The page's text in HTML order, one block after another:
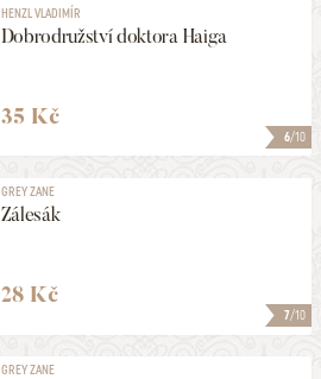
6/10
HENZL VLADIMÍR
Dobrodružství doktora Haiga
35 Kč
7/10
GREY ZANE
Zálesák
28 Kč
GREY ZANE